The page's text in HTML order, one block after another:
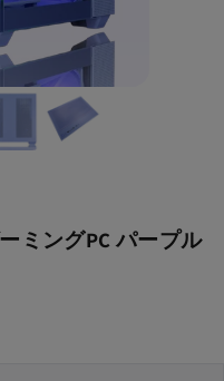
ミングPC パープル